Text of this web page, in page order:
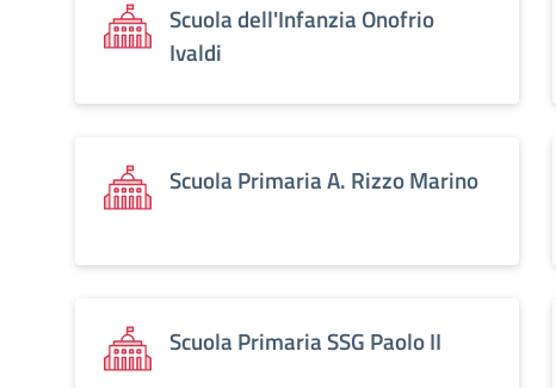
Scuola dell'Infanzia Onofrio
Ivaldi
Scuola Primaria A. Rizzo Marino
Scuola Primaria SSG Paolo II